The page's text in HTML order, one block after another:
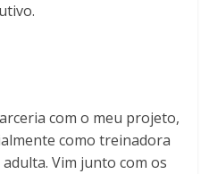
com o meu projeto,
como treinadora
Vim junto com os